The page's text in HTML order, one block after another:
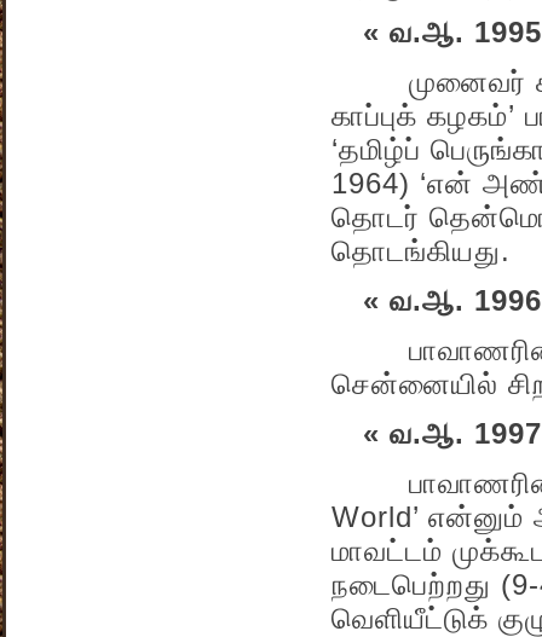
« வ.ஆ. 1995
முனைவர் சி.
காப்புக்
‘தமிழ்ப்
1964) ‘என்
தொடர்
தொடங்கியது.
« வ.ஆ. 1996
பாவாணரின்
சென்னையில்
« வ.ஆ. 1997
பாவாணரின்
World’ என்னும்
மாவட்டம்
நடைபெற்றது
வெளியீட்டுக்